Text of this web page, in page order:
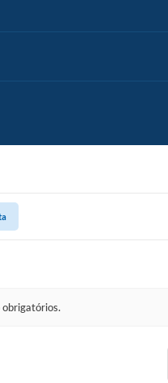
obrigatórios.